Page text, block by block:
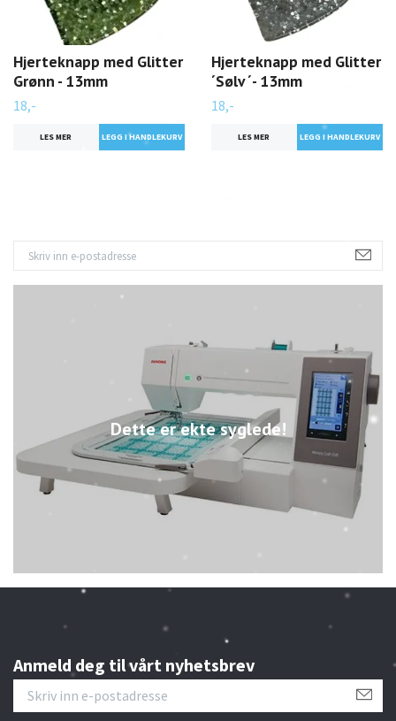
Dette er ekte syglede!
Hjerteknapp med Glitter
Grønn - 13mm
18,-
LES MER
Hjerteknapp med Glitter
´Sølv ´- 13mm
18,-
LES MER
Anmeld deg til vårt nyhetsbrev